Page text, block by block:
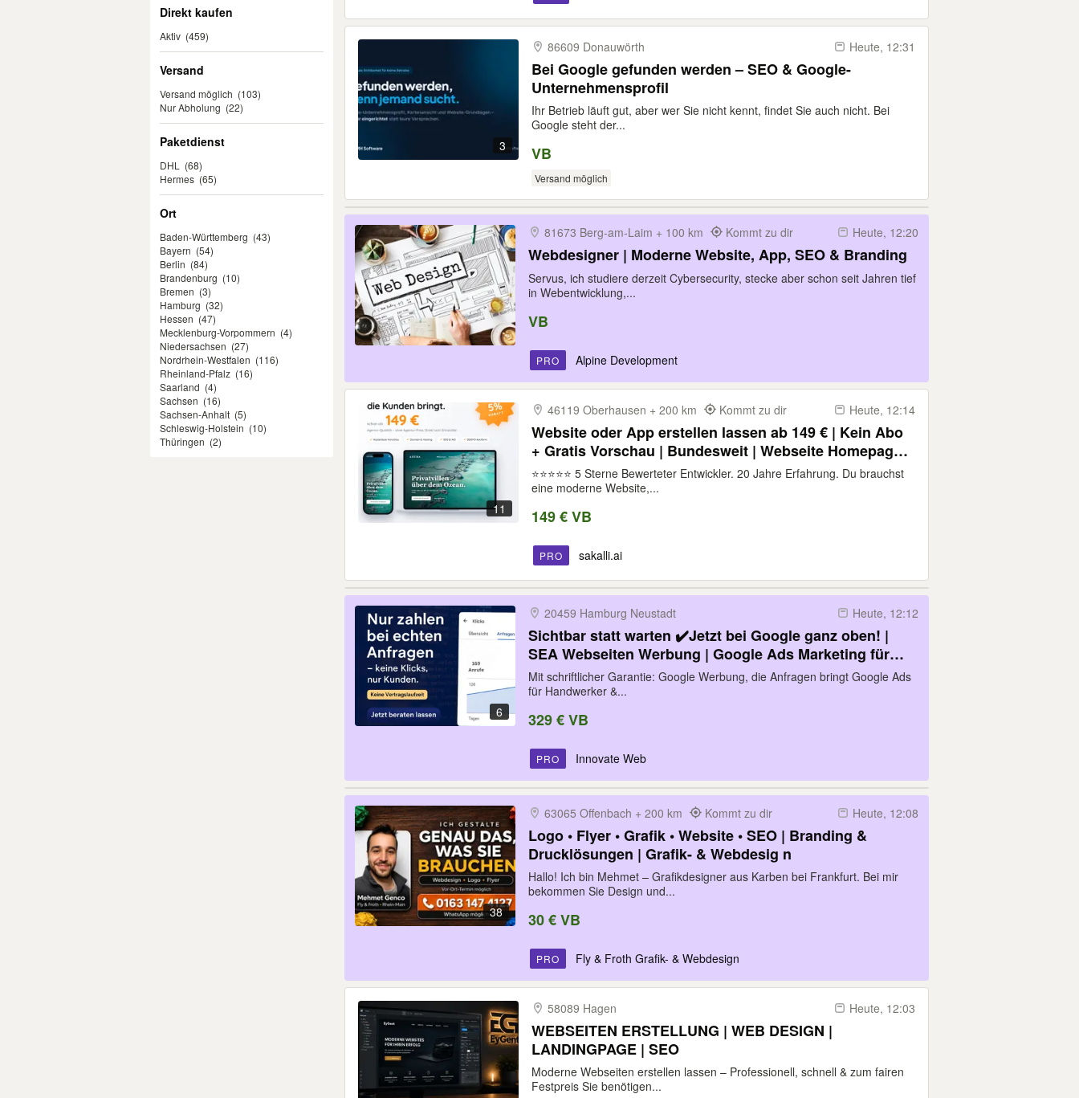
Direkt kaufen
Aktiv (459)
Versand
Versand möglich (103)
Nur Abholung (22)
Paketdienst
DHL
(68)
Hermes (65)
Ort
Baden-Württemberg (43)
Bayern (54)
Berlin (84)
Brandenburg (10)
Bremen (3)
Hamburg (32)
Hessen (47)
Mecklenburg-Vorpommern (4)
Niedersachsen (27)
Nordrhein-Westfalen (116)
Rheinland-Pfalz (16)
Saarland (4)
Sachsen (16)
Sachsen-Anhalt (5)
Schleswig-Holstein (10)
Thüringen (2)
3
86609 Donauwörth Heute, 12:31
Bei Google gefunden werden – SEO & Google-
Unternehmensprofil
Ihr Betrieb läuft gut, aber wer Sie nicht kennt, findet Sie auch nicht. Bei
Google steht der...
VB
Versand möglich
81673 Berg-​am-​Laim + 100 km Kommt zu dir Heute, 12:20
Webdesigner | Moderne Website, App, SEO & Branding
Servus, ich studiere derzeit Cybersecurity, stecke aber schon seit Jahren tief
in Webentwicklung,...
VB
PRO Alpine Development
11
46119 Oberhausen + 200 km Kommt zu dir Heute, 12:14
Website oder App erstellen lassen ab 149 € | Kein Abo
+ Gratis Vorschau | Bundesweit | Webseite Homepage
Landingpage SEO KI Internetseite Logo AI
⭐️⭐️⭐️⭐️⭐️ 5 Sterne Bewerteter Entwickler. 20 Jahre Erfahrung. Du brauchst
eine moderne Website,...
149 € VB
PRO sakalli.ai
6
20459 Hamburg Neustadt Heute, 12:12
Sichtbar statt warten ✔️Jetzt bei Google ganz oben! |
SEA Webseiten Werbung | Google Ads Marketing für
Ihre Website & Online Shop | SEO + Webdesign vom
Profi
Mit schriftlicher Garantie: Google Werbung, die Anfragen bringt Google Ads
für Handwerker &...
329 € VB
PRO Innovate Web
38
63065 Offenbach + 200 km Kommt zu dir Heute, 12:08
Logo • Flyer • Grafik • Website • SEO | Branding &
Drucklösungen | Grafik- & Webdesig n
Hallo! Ich bin Mehmet – Grafikdesigner aus Karben bei Frankfurt. Bei mir
bekommen Sie Design und...
30 € VB
PRO Fly & Froth Grafik- & Webdesign
58089 Hagen Heute, 12:03
WEBSEITEN ERSTELLUNG | WEB DESIGN |
LANDINGPAGE | SEO
Moderne Webseiten erstellen lassen – Professionell, schnell & zum fairen
Festpreis Sie benötigen...